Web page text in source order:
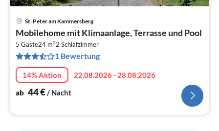
St. Peter am Kammersberg
Mobilehome mit Klimaanlage, Terrasse und Pool
5 Gäste24 m22 Schlafzimmer
1 Bewertung
14% Aktion
22.08.2026 - 28.08.2026
ab 44€/ Nacht